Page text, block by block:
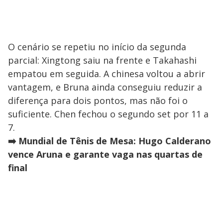
O cenário se repetiu no início da segunda
parcial: Xingtong saiu na frente e Takahashi
empatou em seguida. A chinesa voltou a abrir
vantagem, e Bruna ainda conseguiu reduzir a
diferença para dois pontos, mas não foi o
suficiente. Chen fechou o segundo set por 11 a
7.
➡️ Mundial de Tênis de Mesa: Hugo Calderano
vence Aruna e garante vaga nas quartas de
final